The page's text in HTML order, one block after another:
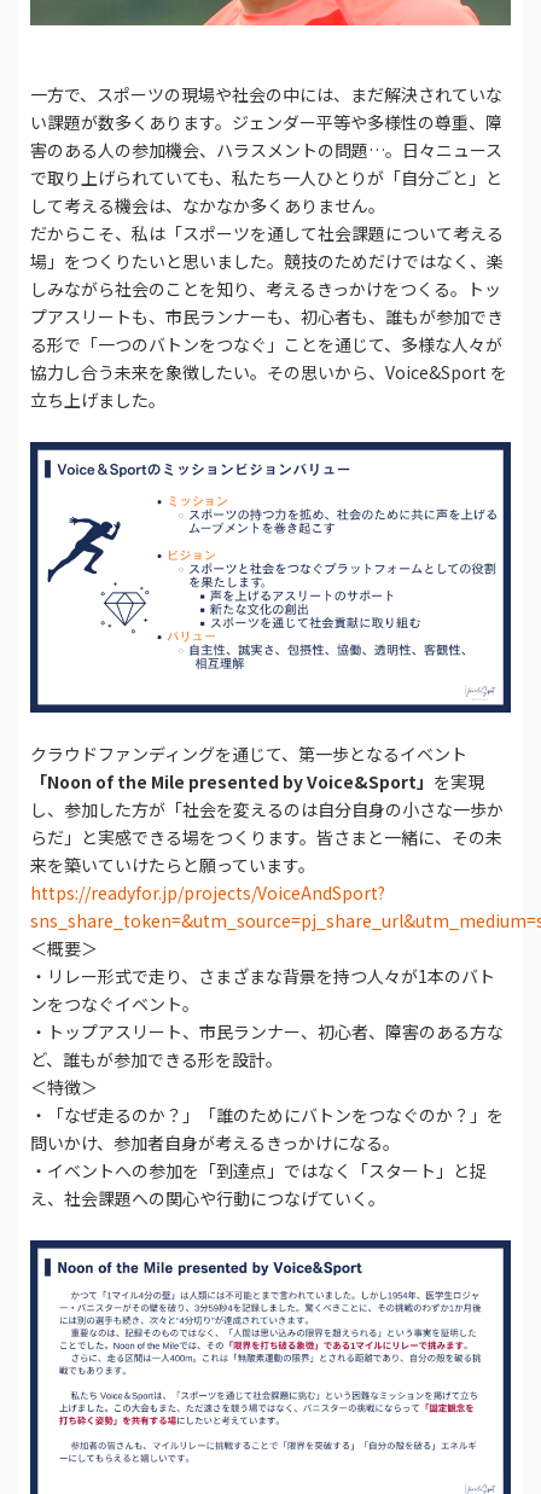
一方で、スポーツの現場や社会の中には、まだ解決されていな
い課題が数多くあります。ジェンダー平等や多様性の尊重、障
害のある人の参加機会、ハラスメントの問題…。日々ニュース
で取り上げられていても、私たち一人ひとりが「自分ごと」と
して考える機会は、なかなか多くありません。
だからこそ、私は「スポーツを通して社会課題について考える
場」をつくりたいと思いました。競技のためだけではなく、楽
しみながら社会のことを知り、考えるきっかけをつくる。トッ
プアスリートも、市民ランナーも、初心者も、誰もが参加でき
る形で「一つのバトンをつなぐ」ことを通じて、多様な人々が
協力し合う未来を象徴したい。その思いから、Voice&Sport を
立ち上げました。
クラウドファンディングを通じて、第一歩となるイベント
「Noon of the Mile presented by Voice&Sport」 を実現
し、参加した方が「社会を変えるのは自分自身の小さな一歩か
らだ」と実感できる場をつくります。皆さまと一緒に、その未
来を築いていけたらと願っています。
https://readyfor.jp/projects/VoiceAndSport?
＜概要＞
・リレー形式で走り、さまざまな背景を持つ人々が1本のバト
ンをつなぐイベント。
・トップアスリート、市民ランナー、初心者、障害のある方な
ど、誰もが参加できる形を設計。
＜特徴＞
・「なぜ走るのか？」「誰のためにバトンをつなぐのか？」を
問いかけ、参加者自身が考えるきっかけになる。
・イベントへの参加を「到達点」ではなく「スタート」と捉
え、社会課題への関心や行動につなげていく。